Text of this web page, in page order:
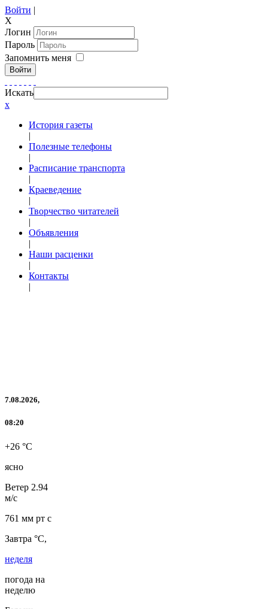
Войти |
X
Логин
Пароль
Запомнить меня
Войти
Искать
x
История газеты
|
Полезные телефоны
|
Расписание транспорта
|
Краеведение
|
Творчество читателей
|
Объявления
|
Наши расценки
|
Контакты
|
7.08.2026,
08:20
+26 °C
ясно
Ветер 2.94
м/с
761 мм рт с
Завтра °C,
неделя
погода на
неделю